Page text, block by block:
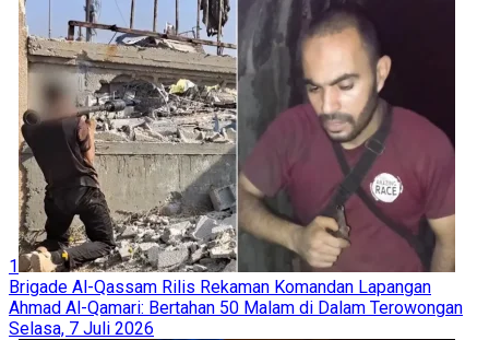
1
Brigade Al-Qassam Rilis Rekaman Komandan Lapangan
Ahmad Al-Qamari: Bertahan 50 Malam di Dalam Terowongan
Selasa, 7 Juli 2026